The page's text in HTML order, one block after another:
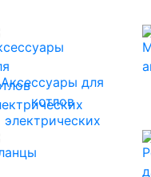
Аксессуары для
котлов
электрических